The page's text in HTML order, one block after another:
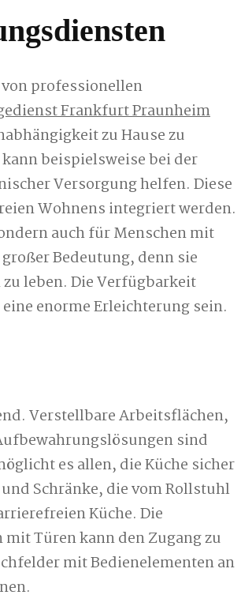
professionellen
Frankfurt Praunheim
zu Hause zu
beispielsweise bei der
Versorgung helfen. Diese
Wohnens integriert werden.
auch für Menschen mit
Bedeutung, denn sie
leben. Die Verfügbarkeit
enorme Erleichterung sein.
Verstellbare Arbeitsflächen,
sind
es allen, die Küche sicher
Schränke, die vom Rollstuhl
Küche. Die
Türen kann den Zugang zu
mit Bedienelementen an